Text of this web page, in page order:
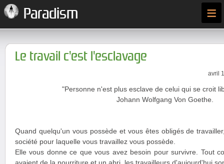
Paradism ≡
Le travail c'est l'esclavage
avril
"Personne n'est plus esclave de celui qui se croit
Johann Wolfgang Von Goethe.
Quand quelqu'un vous possède et vous êtes obligés de
société pour laquelle vous travaillez vous possède.
Elle vous donne ce que vous avez besoin pour survivre. Tout